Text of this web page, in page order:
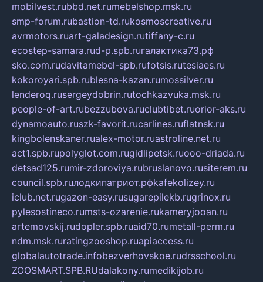
mobilvest.rubbd.net.rumebelshop.msk.ru
smp-forum.rubastion-td.rukosmoscreative.ru
avrmotors.ruart-galadesign.rutiffany-c.ru
ecostep-samara.rud-p.spb.ruгалактика73.рф
sko.com.rudavitamebel-spb.rufotsis.rutesiaes.ru
kokoroyari.spb.rublesna-kazan.rumossilver.ru
lenderoq.rusergeydobrin.rutochkazvuka.msk.ru
people-of-art.rubezzubova.ruclubtibet.ruorior-aks.ru
dynamoauto.ruszk-favorit.rucarlines.ruflatnsk.ru
kingbolenskaner.rualex-motor.ruastroline.net.ru
act1.spb.rupolyglot.com.rugidlipetsk.ruooo-driada.ru
detsad125.rumir-zdoroviya.rubruslanovo.rusiterem.ru
council.spb.ruлодкипатриот.рфkafekolizey.ru
iclub.net.rugazon-easy.rusugarepilekb.rugrinox.ru
pylesostineco.rumsts-ozarenie.rukameryjooan.ru
artemovskij.rudopler.spb.ruaid70.rumetall-perm.ru
ndm.msk.ruratingzooshop.ruapiaccess.ru
globalautotrade.infobezverhovskoe.rudrsschool.ru
ZOOSMART.SPB.RUdalakony.rumedikijob.ru